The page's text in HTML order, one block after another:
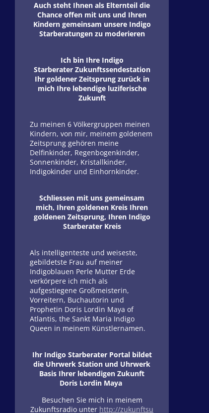
Auch steht Ihnen als Elternteil die
Chance offen mit uns und Ihren
Kindern gemeinsam unsere Indigo
Starberatungen zu moderieren
Ich bin Ihre Indigo
Starberater Zukunftssendestation
Ihr goldener Zeitsprung zurück in
mich Ihre lebendige luziferische
Zukunft
Zu meinen 6 Völkergruppen meinen
Kindern, von mir, meinem goldenem
Zeitsprung gehören meine
Delfinkinder, Regenbogenkinder,
Sonnenkinder, Kristallkinder,
Indigokinder und Einhornkinder.
Schliessen mit uns gemeinsam
mich, Ihren goldenen Kreis Ihren
goldenen Zeitsprung, Ihren Indigo
Starberater Kreis
Als intelligenteste und weiseste,
gebildetste Frau auf meiner
Indigoblauen Perle Mutter Erde
verkörpere ich mich als
aufgestiegene Großmeisterin,
Vorreitern, Buchautorin und
Prophetin Doris Lordin Maya of
Atlantis, the Sankt Maria Indigo
Queen in meinem Künstlernamen.
Ihr Indigo Starberater Portal bildet
die Uhrwerk Station und Uhrwerk
Basis Ihrer lebendigen Zukunft
Doris Lordin Maya
Besuchen Sie mich in meinem
Zukunftsradio unter http://zukunftsu